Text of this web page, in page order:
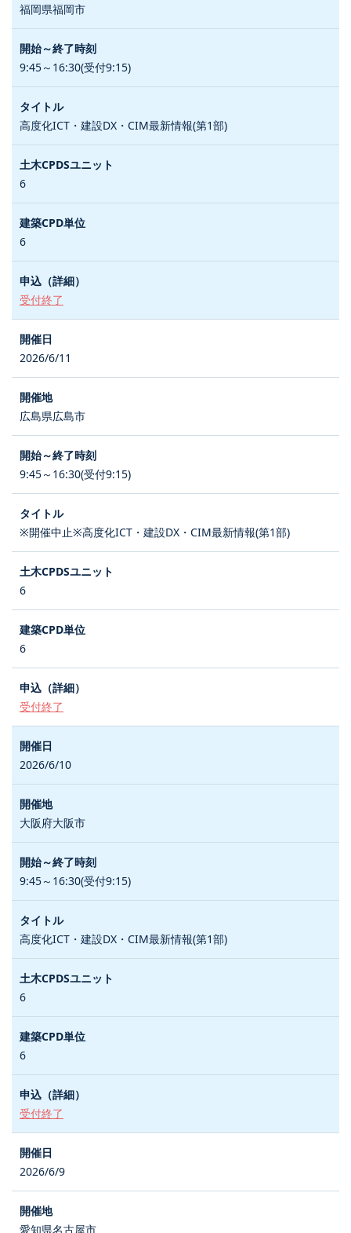
福岡県福岡市
9:45～16:30(受付9:15)
高度化ICT・建設DX・CIM最新情報(第1部)
6
6
受付終了
2026/6/11
広島県広島市
9:45～16:30(受付9:15)
※開催中止※高度化ICT・建設DX・CIM最新情報(第1部)
6
6
受付終了
2026/6/10
大阪府大阪市
9:45～16:30(受付9:15)
高度化ICT・建設DX・CIM最新情報(第1部)
6
6
受付終了
2026/6/9
愛知県名古屋市